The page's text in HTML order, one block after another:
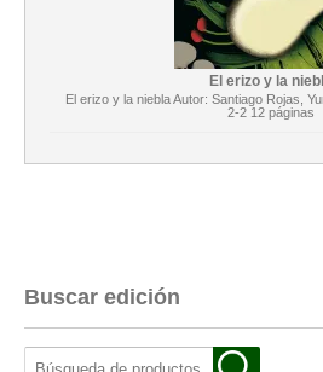
El erizo y la
El erizo y la niebla Autor: Santiago Rojas,
2-2 12 páginas
Buscar edición